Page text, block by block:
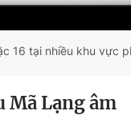
16 tại nhiều khu vực
Mã Lạng âm